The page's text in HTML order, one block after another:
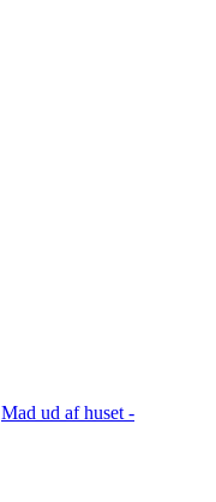
Mad ud af huset -